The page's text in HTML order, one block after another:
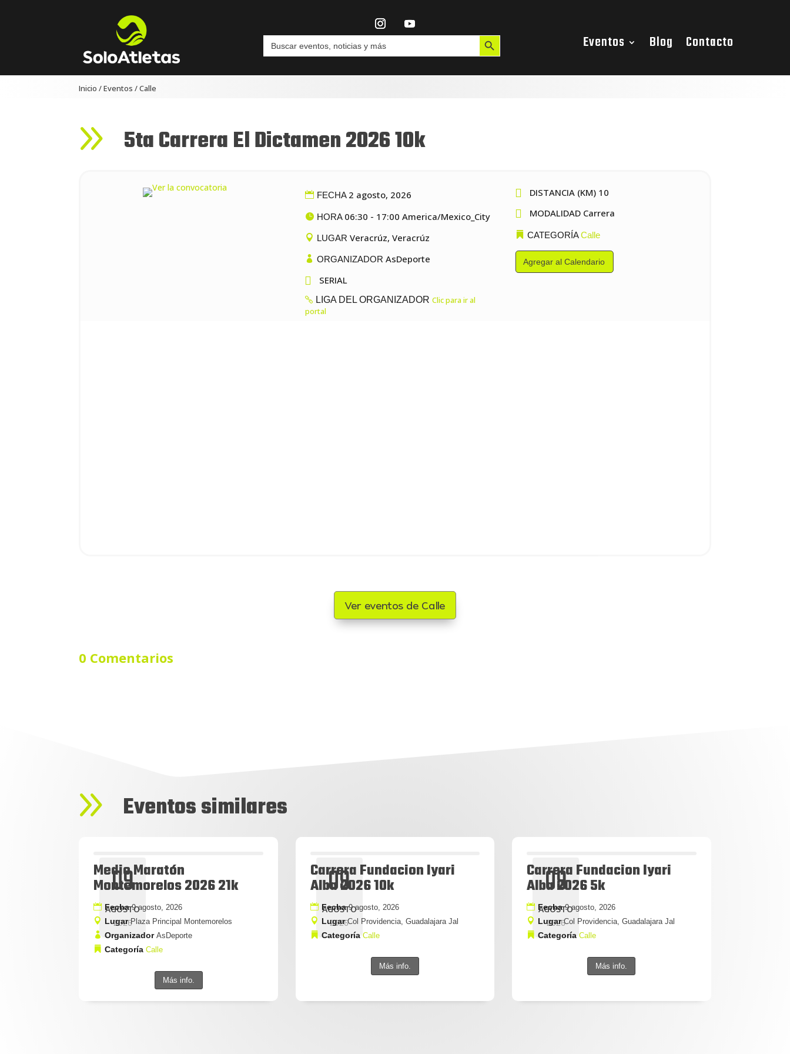
Buscar: Botón de búsqueda Eventos Blog Contacto
Inicio /Eventos /Calle
9 5ta Carrera El Dictamen 2026 10k
FECHA 2 agosto, 2026
HORA 06:30 - 17:00 America/Mexico_City
LUGAR Veracrúz, Veracrúz
ORGANIZADOR AsDeporte
 SERIAL
LIGA DEL ORGANIZADOR Clic para ir al
portal
 DISTANCIA (KM) 10
 MODALIDAD Carrera
CATEGORÍACalle
Agregar al Calendario
Ver eventos de Calle
0 Comentarios
9 Eventos similares
09
AGOSTO
2026
Medio Maratón
Montemorelos 2026 21k
Fecha9 agosto, 2026
LugarPlaza Principal Montemorelos
OrganizadorAsDeporte
CategoríaCalle
Más info.
09
AGOSTO
2026
Carrera Fundacion Iyari
Alba 2026 10k
Fecha9 agosto, 2026
LugarCol Providencia, Guadalajara Jal
Categoría Calle
Más info.
09
AGOSTO
2026
Carrera Fundacion Iyari
Alba 2026 5k
Fecha9 agosto, 2026
LugarCol Providencia, Guadalajara Jal
CategoríaCalle
Más info.